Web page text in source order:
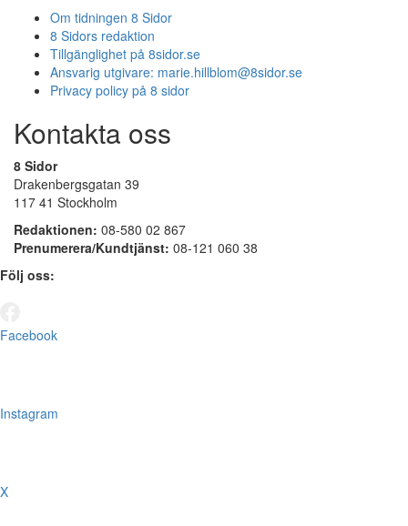
Om tidningen 8 Sidor
8 Sidors redaktion
Tillgänglighet på 8sidor.se
Ansvarig utgivare: marie.hillblom@8sidor.se
Privacy policy på 8 sidor
Kontakta oss
8 Sidor
Drakenbergsgatan 39
117 41 Stockholm
Redaktionen: 08-580 02 867
Prenumerera/Kundtjänst: 08-121 060 38
Följ oss:
Facebook
Instagram
X